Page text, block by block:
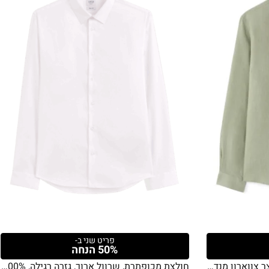
פריט שני ב-
50% הנחה